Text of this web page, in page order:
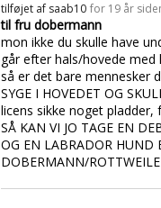
tilføjet af saab10 for 19 år
til fru dobermann
mon ikke du skulle have
går efter hals/hovede med
så er det bare mennesker
SYGE I HOVEDET OG
licens sikke noget
SÅ KAN VI JO TAGE EN
OG EN LABRADOR HUND
DOBERMANN/